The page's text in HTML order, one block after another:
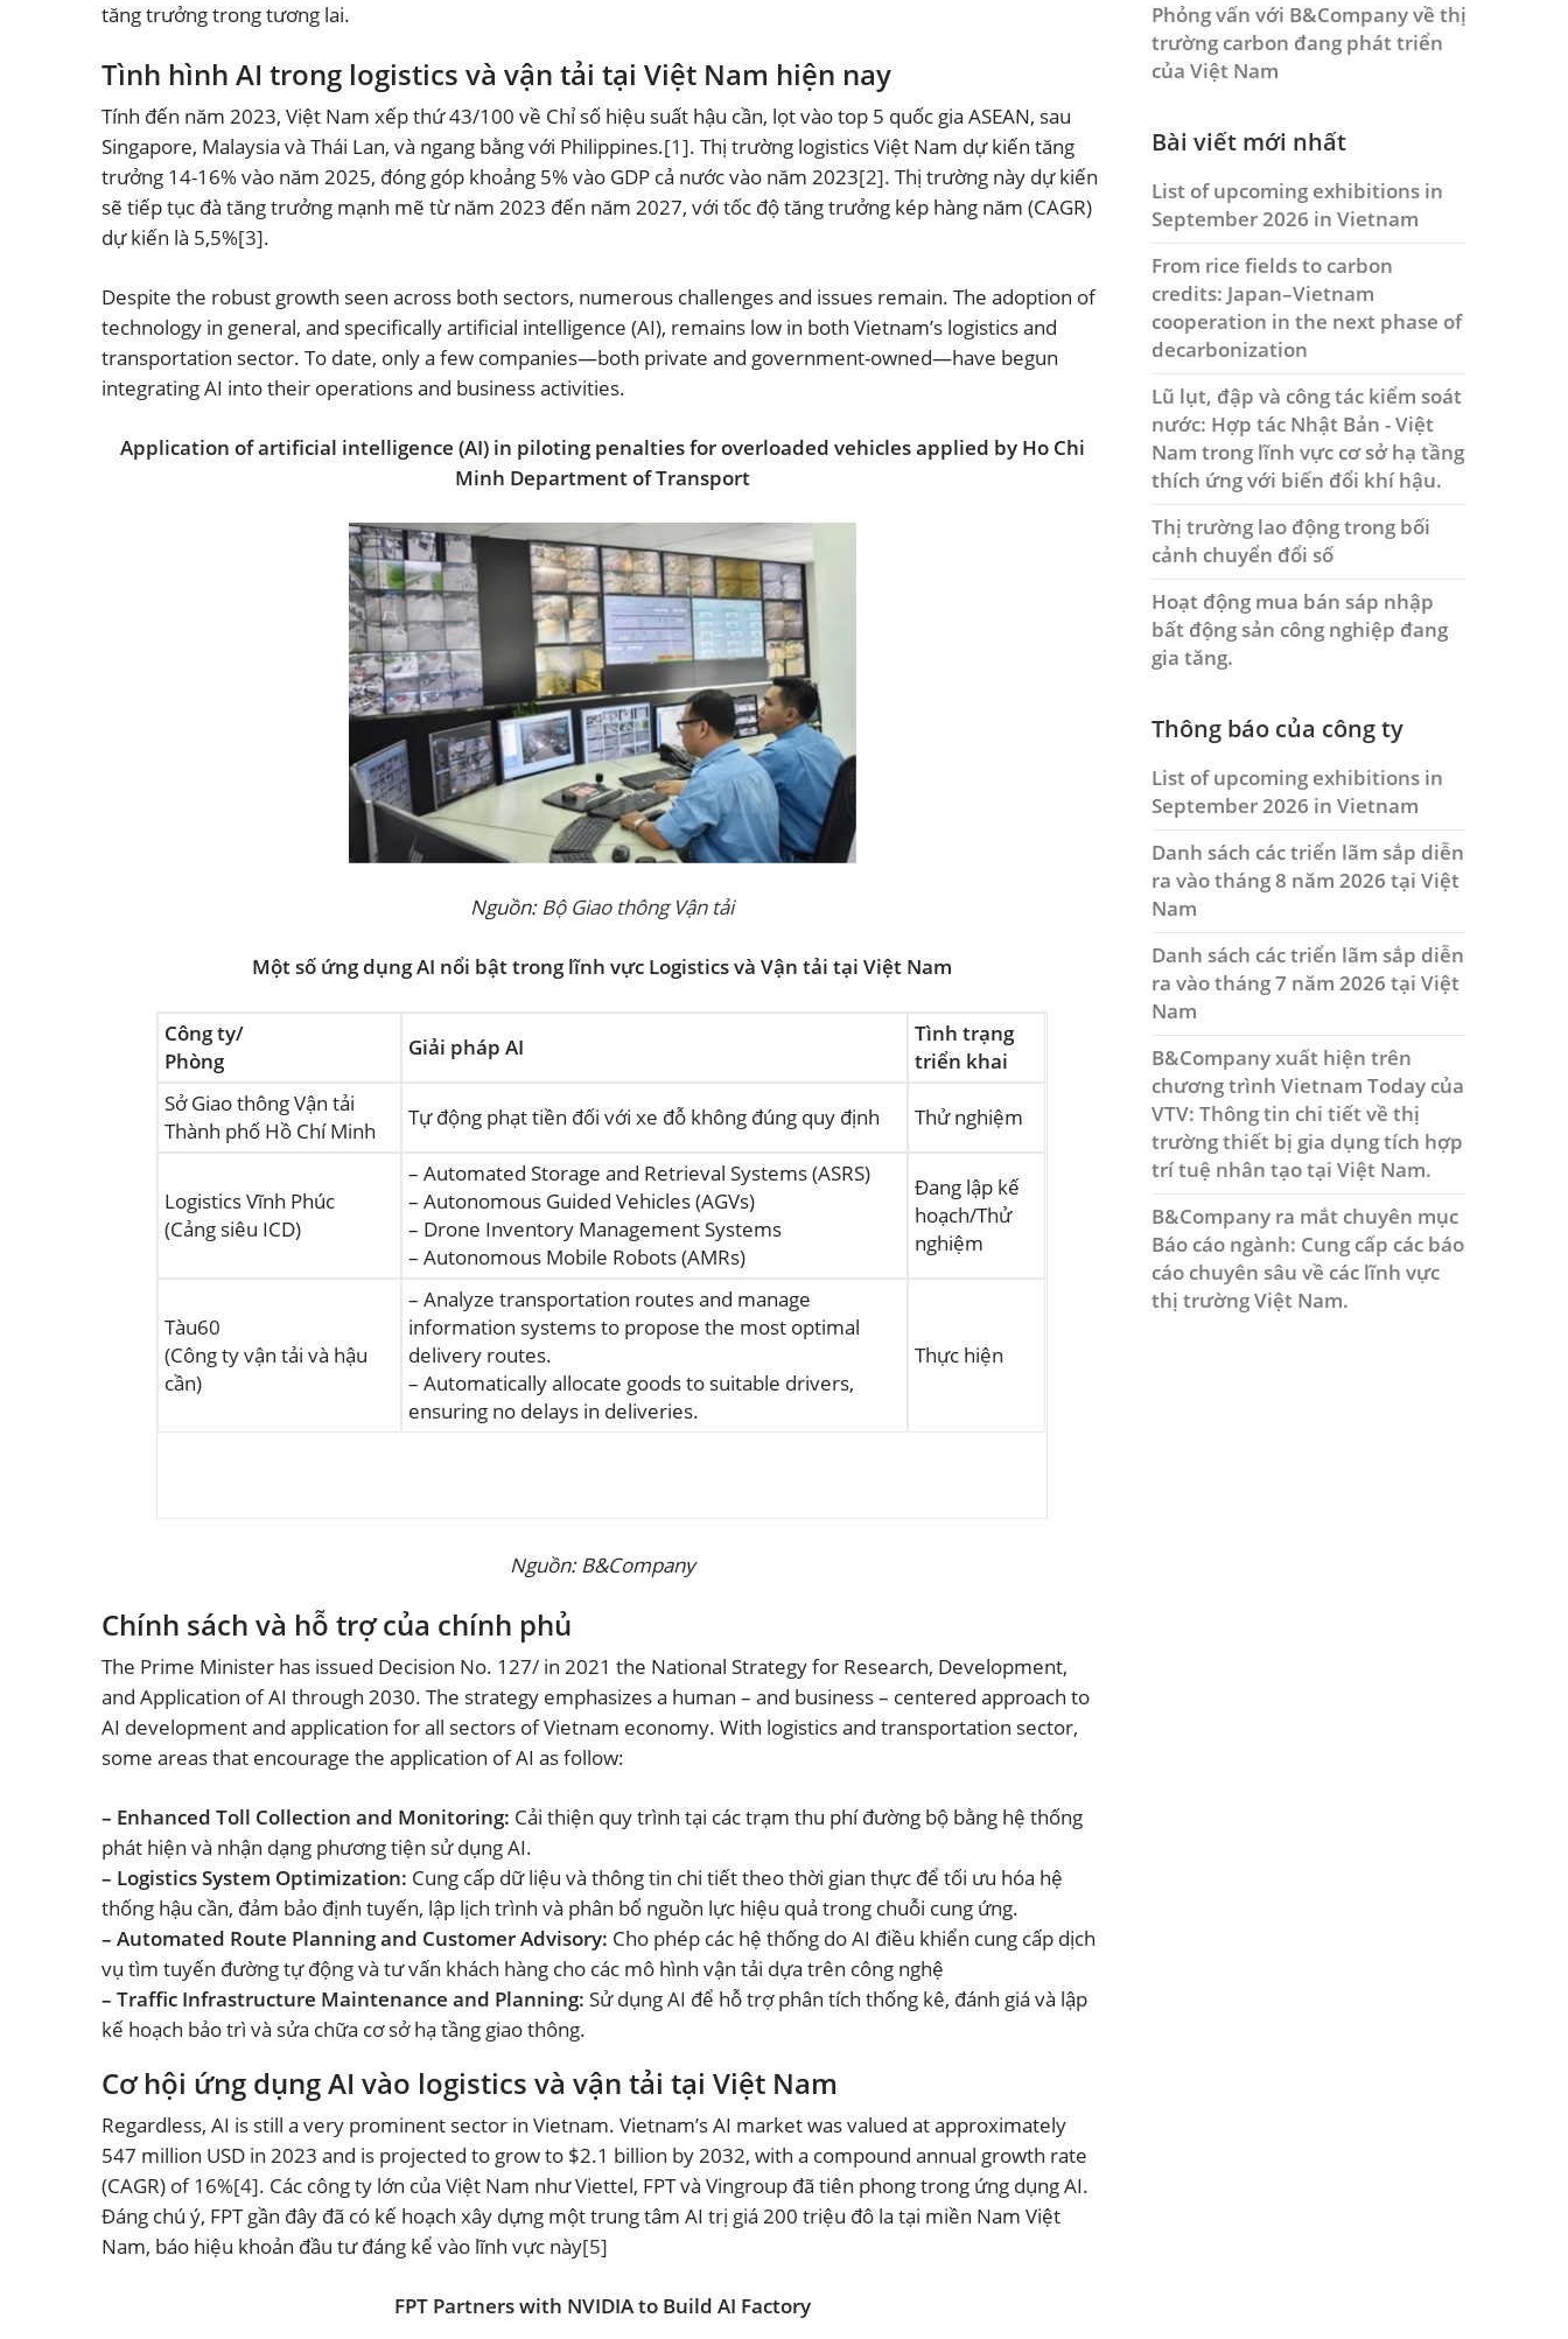
tăng trưởng trong tương lai.
Tình hình AI trong logistics và vận tải tại Việt Nam hiện nay
Tính đến năm 2023, Việt Nam xếp thứ 43/100 về Chỉ số hiệu suất hậu cần, lọt vào top 5 quốc gia ASEAN, sau
Singapore, Malaysia và Thái Lan, và ngang bằng với Philippines.[1]. Thị trường logistics Việt Nam dự kiến tăng
trưởng 14-16% vào năm 2025, đóng góp khoảng 5% vào GDP cả nước vào năm 2023[2]. Thị trường này dự kiến
sẽ tiếp tục đà tăng trưởng mạnh mẽ từ năm 2023 đến năm 2027, với tốc độ tăng trưởng kép hàng năm (CAGR)
dự kiến là 5,5%[3].
Despite the robust growth seen across both sectors, numerous challenges and issues remain. The adoption of
technology in general, and specifically artificial intelligence (AI), remains low in both Vietnam’s logistics and
transportation sector. To date, only a few companies—both private and government-owned—have begun
integrating AI into their operations and business activities.
Application of artificial intelligence (AI) in piloting penalties for overloaded vehicles applied by Ho Chi
Minh Department of Transport
Nguồn:Bộ Giao thông Vận tải
Một số ứng dụng AI nổi bật trong lĩnh vực Logistics và Vận tải tại Việt Nam
Công ty/
Phòng
Giải pháp AI
Tình trạng
triển khai
Sở Giao thông Vận tải
Thành phố Hồ Chí Minh
Tự động phạt tiền đối với xe đỗ không đúng quy định Thử nghiệm
Logistics Vĩnh Phúc
(Cảng siêu ICD)
– Automated Storage and Retrieval Systems (ASRS)
– Autonomous Guided Vehicles (AGVs)
– Drone Inventory Management Systems
– Autonomous Mobile Robots (AMRs)
Đang lập kế
hoạch/Thử
nghiệm
Tàu60
(Công ty vận tải và hậu
cần)
– Analyze transportation routes and manage
information systems to propose the most optimal
delivery routes.
– Automatically allocate goods to suitable drivers,
ensuring no delays in deliveries.
Thực hiện
Nguồn: B&Company
Chính sách và hỗ trợ của chính phủ
The Prime Minister has issued Decision No. 127/ in 2021 the National Strategy for Research, Development,
and Application of AI through 2030. The strategy emphasizes a human – and business – centered approach to
AI development and application for all sectors of Vietnam economy. With logistics and transportation sector,
some areas that encourage the application of AI as follow:
– Enhanced Toll Collection and Monitoring: Cải thiện quy trình tại các trạm thu phí đường bộ bằng hệ thống
phát hiện và nhận dạng phương tiện sử dụng AI.
– Logistics System Optimization: Cung cấp dữ liệu và thông tin chi tiết theo thời gian thực để tối ưu hóa hệ
thống hậu cần, đảm bảo định tuyến, lập lịch trình và phân bổ nguồn lực hiệu quả trong chuỗi cung ứng.
– Automated Route Planning and Customer Advisory: Cho phép các hệ thống do AI điều khiển cung cấp dịch
vụ tìm tuyến đường tự động và tư vấn khách hàng cho các mô hình vận tải dựa trên công nghệ
– Traffic Infrastructure Maintenance and Planning: Sử dụng AI để hỗ trợ phân tích thống kê, đánh giá và lập
kế hoạch bảo trì và sửa chữa cơ sở hạ tầng giao thông.
Cơ hội ứng dụng AI vào logistics và vận tải tại Việt Nam
Regardless, AI is still a very prominent sector in Vietnam. Vietnam’s AI market was valued at approximately
547 million USD in 2023 and is projected to grow to $2.1 billion by 2032, with a compound annual growth rate
(CAGR) of 16%[4]. Các công ty lớn của Việt Nam như Viettel, FPT và Vingroup đã tiên phong trong ứng dụng AI.
Đáng chú ý, FPT gần đây đã có kế hoạch xây dựng một trung tâm AI trị giá 200 triệu đô la tại miền Nam Việt
Nam, báo hiệu khoản đầu tư đáng kể vào lĩnh vực này[5]
FPT Partners with NVIDIA to Build AI Factory
Phỏng vấn với B&Company về thị
trường carbon đang phát triển
của Việt Nam
Bài viết mới nhất
List of upcoming exhibitions in
September 2026 in Vietnam
From rice fields to carbon
credits: Japan–Vietnam
cooperation in the next phase of
decarbonization
Lũ lụt, đập và công tác kiểm soát
nước: Hợp tác Nhật Bản - Việt
Nam trong lĩnh vực cơ sở hạ tầng
thích ứng với biến đổi khí hậu.
Thị trường lao động trong bối
cảnh chuyển đổi số
Hoạt động mua bán sáp nhập
bất động sản công nghiệp đang
gia tăng.
Thông báo của công ty
List of upcoming exhibitions in
September 2026 in Vietnam
Danh sách các triển lãm sắp diễn
ra vào tháng 8 năm 2026 tại Việt
Nam
Danh sách các triển lãm sắp diễn
ra vào tháng 7 năm 2026 tại Việt
Nam
B&Company xuất hiện trên
chương trình Vietnam Today của
VTV: Thông tin chi tiết về thị
trường thiết bị gia dụng tích hợp
trí tuệ nhân tạo tại Việt Nam.
B&Company ra mắt chuyên mục
Báo cáo ngành: Cung cấp các báo
cáo chuyên sâu về các lĩnh vực
thị trường Việt Nam.